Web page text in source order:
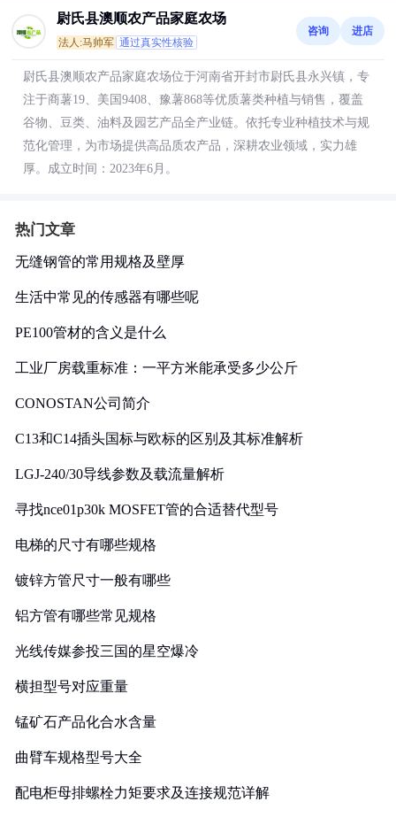
尉氏县澳顺农产品家庭农场
法人:马帅军 通过真实性核验
咨询 进店
尉氏县澳顺农产品家庭农场位于河南省开封市尉氏县永兴镇，专
注于商薯19、美国9408、豫薯868等优质薯类种植与销售，覆盖
谷物、豆类、油料及园艺产品全产业链。依托专业种植技术与规
范化管理，为市场提供高品质农产品，深耕农业领域，实力雄
厚。成立时间：2023年6月。
热门文章
无缝钢管的常用规格及壁厚
生活中常见的传感器有哪些呢
PE100管材的含义是什么
工业厂房载重标准：一平方米能承受多少公斤
CONOSTAN公司简介
C13和C14插头国标与欧标的区别及其标准解析
LGJ-240/30导线参数及载流量解析
寻找nce01p30k MOSFET管的合适替代型号
电梯的尺寸有哪些规格
镀锌方管尺寸一般有哪些
铝方管有哪些常见规格
光线传媒参投三国的星空爆冷
横担型号对应重量
锰矿石产品化合水含量
曲臂车规格型号大全
配电柜母排螺栓力矩要求及连接规范详解